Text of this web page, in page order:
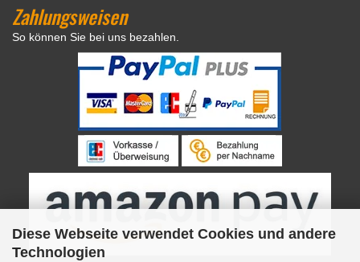
Diese Webseite verwendet Cookies und andere
Technologien
Zahlungsweisen
So können Sie bei uns bezahlen.